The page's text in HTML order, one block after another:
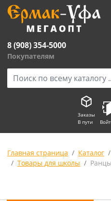
8 (908) 354-5000
Покупателям
Заказы
В пути
Главная страница Каталог
Товары для школы